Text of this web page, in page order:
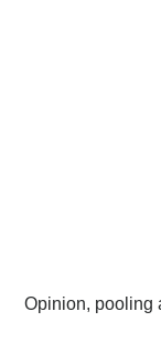
Opinion, pooling